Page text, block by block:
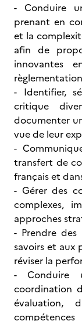
- Conduire
prenant en
et la
afin de
innovantes
règlementation
- Identifier,
critique
documenter
vue de leur
-
transfert de
français et
- Gérer des
complexes,
approches
- Prendre
savoirs et aux
réviser la
- Conduire
coordination
évaluation,